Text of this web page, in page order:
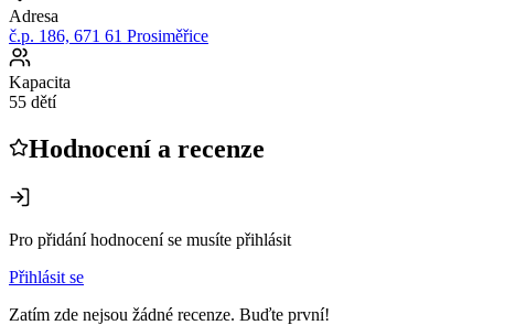
Adresa
č.p. 186, 671 61 Prosiměřice
Kapacita
55 dětí
Hodnocení a recenze
Pro přidání hodnocení se musíte přihlásit
Přihlásit se
Zatím zde nejsou žádné recenze. Buďte první!